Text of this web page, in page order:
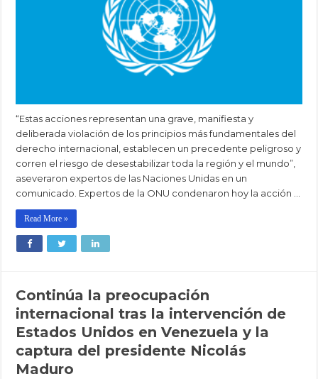
“Estas acciones representan una grave, manifiesta y
deliberada violación de los principios más fundamentales del
derecho internacional, establecen un precedente peligroso y
corren el riesgo de desestabilizar toda la región y el mundo”,
aseveraron expertos de las Naciones Unidas en un
comunicado. Expertos de la ONU condenaron hoy la acción …
Read More »
Continúa la preocupación
internacional tras la intervención de
Estados Unidos en Venezuela y la
captura del presidente Nicolás
Maduro